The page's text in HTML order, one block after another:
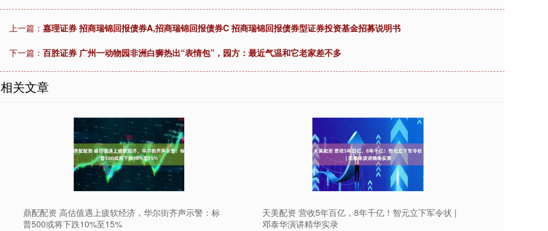
上一篇： 嘉理证券 招商瑞锦回报债券A,招商瑞锦回报债券C 招商瑞锦回报债券型证券投资基金招募说明书
下一篇： 百胜证券 广州一动物园非洲白狮热出“表情包”，园方：最近气温和它老家差不多
相关文章
鼎配配资 高估值遇上疲软经济，华尔街齐声示警：标
普500或将下跌10%至15%
天美配资 营收5年百亿，8年千亿！智元立下军令状 |
邓泰华演讲精华实录